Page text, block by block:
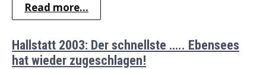
Read more...
Hallstatt 2003: Der schnellste ….. Ebensees
hat wieder zugeschlagen!